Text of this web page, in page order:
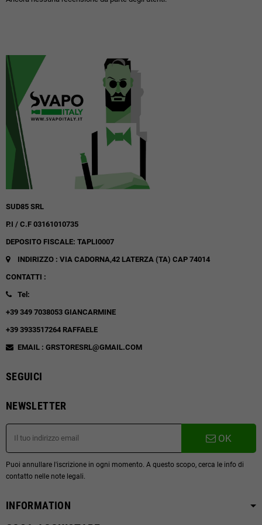
SUD85 SRL
P.I / C.F 03161010735
DEPOSITO FISCALE: TAPLI0007
INDIRIZZO : VIA CADORNA,42 LATERZA (TA) CAP 74014
CONTATTI :
Tel:
+39 349 7038053 GIANCARMINE
+39 3933517264 RAFFAELE
EMAIL : GRSTORESRL@GMAIL.COM
SEGUICI
NEWSLETTER
OK
Puoi annullare l'iscrizione in ogni momento. A questo scopo, cerca le info di
contatto nelle note legali.
INFORMATION